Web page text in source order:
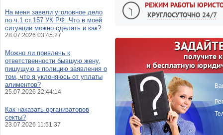
РЕЖИМ РАБОТЫ
КРУГЛОСУТОЧНО 24/7
получите
и бесплатную
На меня завели уголовное дело
по ч.1 ст.157 УК РФ. Что в моей
ситуации можно сделать и как?
28.07.2026 03:45:27
Можно ли привлечь к
ответственности бывшую жену,
пишущую в полицию заявления о
том, что я уклоняюсь от уплаты
алиментов?
25.07.2026 22:44:14
Как наказать организаторов
секты?
23.07.2026 11:51:37